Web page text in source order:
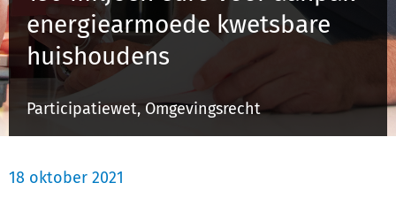
Registreren
energiearmoede kwetsbare
huishoudens
Participatiewet, Omgevingsrecht
18 oktober 2021